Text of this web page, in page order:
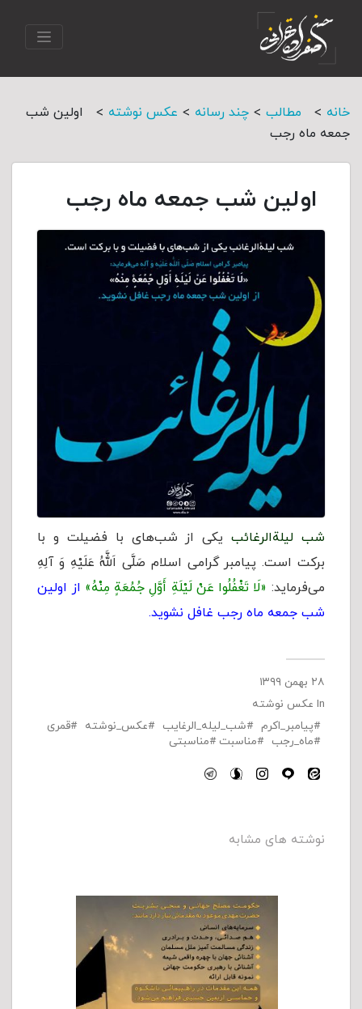
خانه > مطالب > چند رسانه > عکس نوشته >
اولین شب
جمعه ماه رجب
اولین شب جمعه ماه رجب
شب لیلةالرغائب یکی از شب‌های با فضیلت و با
برکت است. پیامبر گرامی اسلام صَلَّى اَللَّهُ عَلَيْهِ وَ آلِهِ
می‌فرماید: «لَا تَغْفُلُوا عَنْ لَیْلَةِ أَوَّلِ جُمُعَةٍ مِنْهُ» از اولین
شب جمعه ماه رجب غافل نشوید.
۲۸ بهمن ۱۳۹۹
In عکس نوشته
پیامبر_اکرم
شب_لیله_الرغایب عکس_نوشته
قمری
ماه_رجب
مناسبت مناسبتی
نوشته های مشابه